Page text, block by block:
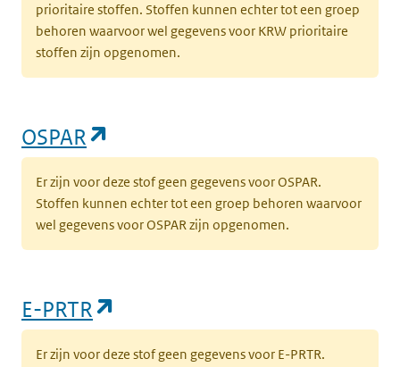
prioritaire stoffen. Stoffen kunnen echter tot een groep
behoren waarvoor wel gegevens voor KRW prioritaire
stoffen zijn opgenomen.
OSPAR
Er zijn voor deze stof geen gegevens voor OSPAR.
Stoffen kunnen echter tot een groep behoren waarvoor
wel gegevens voor OSPAR zijn opgenomen.
E-PRTR
Er zijn voor deze stof geen gegevens voor E-PRTR.